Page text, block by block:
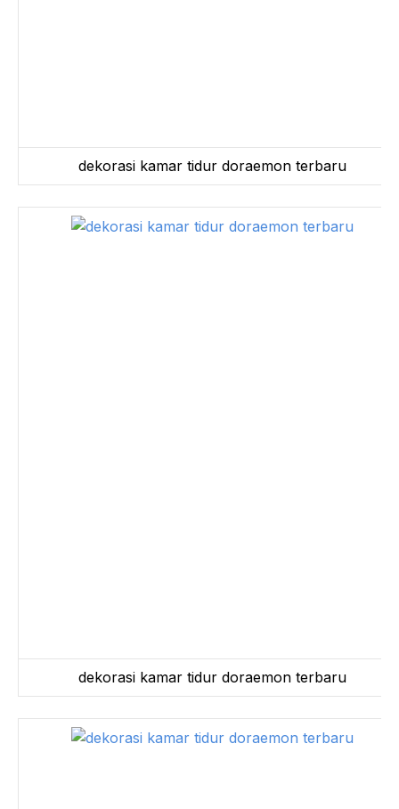
dekorasi kamar tidur doraemon terbaru
dekorasi kamar tidur doraemon terbaru